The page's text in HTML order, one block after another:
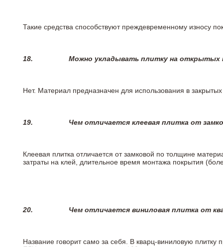
Такие средства способствуют преждевременному износу
18. Можно укладывать плитку на открытых
Нет. Материал предназначен для использования в
19. Чем отличается клеевая плитка от
Клеевая плитка отличается от замковой по толщине
затраты на клей, длительное время монтажа покрытия
20. Чем отличается виниловая плитка от
Название говорит само за себя. В кварц-виниловую